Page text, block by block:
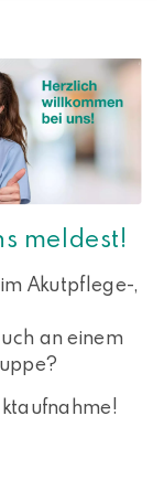
meldest!
Akutpflege-,
an einem